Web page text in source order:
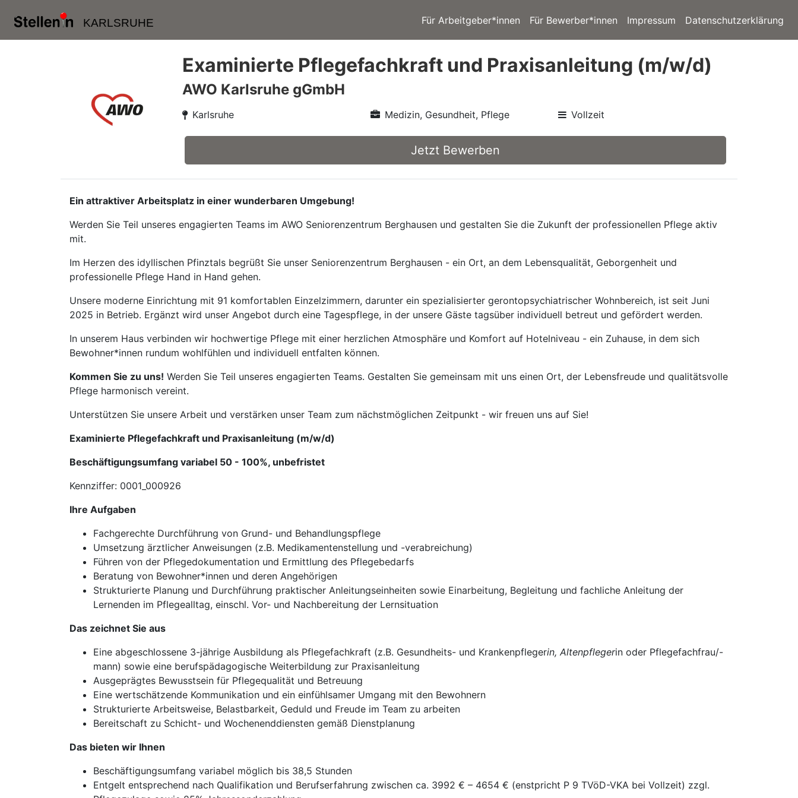
KARLSRUHE Für Arbeitgeber*innen Für Bewerber*innen Impressum Datenschutzerklärung
Examinierte Pflegefachkraft und Praxisanleitung (m/w/d)
AWO Karlsruhe gGmbH
Karlsruhe Medizin, Gesundheit, Pflege Vollzeit
Jetzt Bewerben
Ein attraktiver Arbeitsplatz in einer wunderbaren Umgebung!
Werden Sie Teil unseres engagierten Teams im AWO Seniorenzentrum Berghausen und gestalten Sie die Zukunft der professionellen Pflege aktiv
mit.
Im Herzen des idyllischen Pfinztals begrüßt Sie unser Seniorenzentrum Berghausen - ein Ort, an dem Lebensqualität, Geborgenheit und
professionelle Pflege Hand in Hand gehen.
Unsere moderne Einrichtung mit 91 komfortablen Einzelzimmern, darunter ein spezialisierter gerontopsychiatrischer Wohnbereich, ist seit Juni
2025 in Betrieb. Ergänzt wird unser Angebot durch eine Tagespflege, in der unsere Gäste tagsüber individuell betreut und gefördert werden.
In unserem Haus verbinden wir hochwertige Pflege mit einer herzlichen Atmosphäre und Komfort auf Hotelniveau - ein Zuhause, in dem sich
Bewohner*innen rundum wohlfühlen und individuell entfalten können.
Kommen Sie zu uns! Werden Sie Teil unseres engagierten Teams. Gestalten Sie gemeinsam mit uns einen Ort, der Lebensfreude und qualitätsvolle
Pflege harmonisch vereint.
Unterstützen Sie unsere Arbeit und verstärken unser Team zum nächstmöglichen Zeitpunkt - wir freuen uns auf Sie!
Examinierte Pflegefachkraft und Praxisanleitung (m/w/d)
Beschäftigungsumfang variabel 50 - 100%, unbefristet
Kennziffer: 0001_000926
Ihre Aufgaben
Fachgerechte Durchführung von Grund- und Behandlungspflege
Umsetzung ärztlicher Anweisungen (z.B. Medikamentenstellung und -verabreichung)
Führen von der Pflegedokumentation und Ermittlung des Pflegebedarfs
Beratung von Bewohner*innen und deren Angehörigen
Strukturierte Planung und Durchführung praktischer Anleitungseinheiten sowie Einarbeitung, Begleitung und fachliche Anleitung der
Lernenden im Pflegealltag, einschl. Vor- und Nachbereitung der Lernsituation
Das zeichnet Sie aus
Eine abgeschlossene 3-jährige Ausbildung als Pflegefachkraft (z.B. Gesundheits- und Krankenpflegerin, Altenpflegerin oder Pflegefachfrau/-
mann) sowie eine berufspädagogische Weiterbildung zur Praxisanleitung
Ausgeprägtes Bewusstsein für Pflegequalität und Betreuung
Eine wertschätzende Kommunikation und ein einfühlsamer Umgang mit den Bewohnern
Strukturierte Arbeitsweise, Belastbarkeit, Geduld und Freude im Team zu arbeiten
Bereitschaft zu Schicht- und Wochenenddiensten gemäß Dienstplanung
Das bieten wir Ihnen
Beschäftigungsumfang variabel möglich bis 38,5 Stunden
Entgelt entsprechend nach Qualifikation und Berufserfahrung zwischen ca. 3992 € – 4654 € (enstpricht P 9 TVöD-VKA bei Vollzeit) zzgl.